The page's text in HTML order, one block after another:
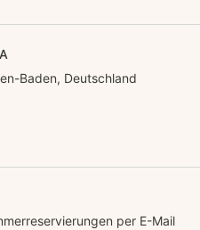
Baden, Deutschland
per E-Mail